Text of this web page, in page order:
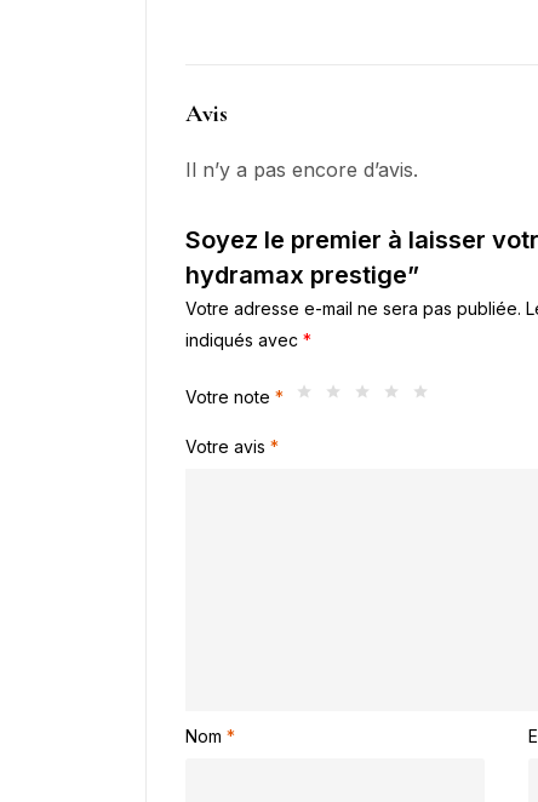
Avis
Il n’y a pas encore d’avis.
Soyez le premier à laisser
hydramax prestige”
Votre adresse e-mail ne sera pas publiée.
indiqués avec *
Votre note *
Votre avis *
Nom *